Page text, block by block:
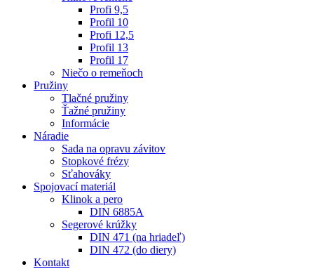
Profi 9,5
Profil 10
Profi 12,5
Profil 13
Profil 17
Niečo o remeňoch
Pružiny
Tlačné pružiny
Ťažné pružiny
Informácie
Náradie
Sada na opravu závitov
Stopkové frézy
Sťahováky
Spojovací materiál
Klinok a pero
DIN 6885A
Segerové krúžky
DIN 471 (na hriadeľ)
DIN 472 (do diery)
Kontakt